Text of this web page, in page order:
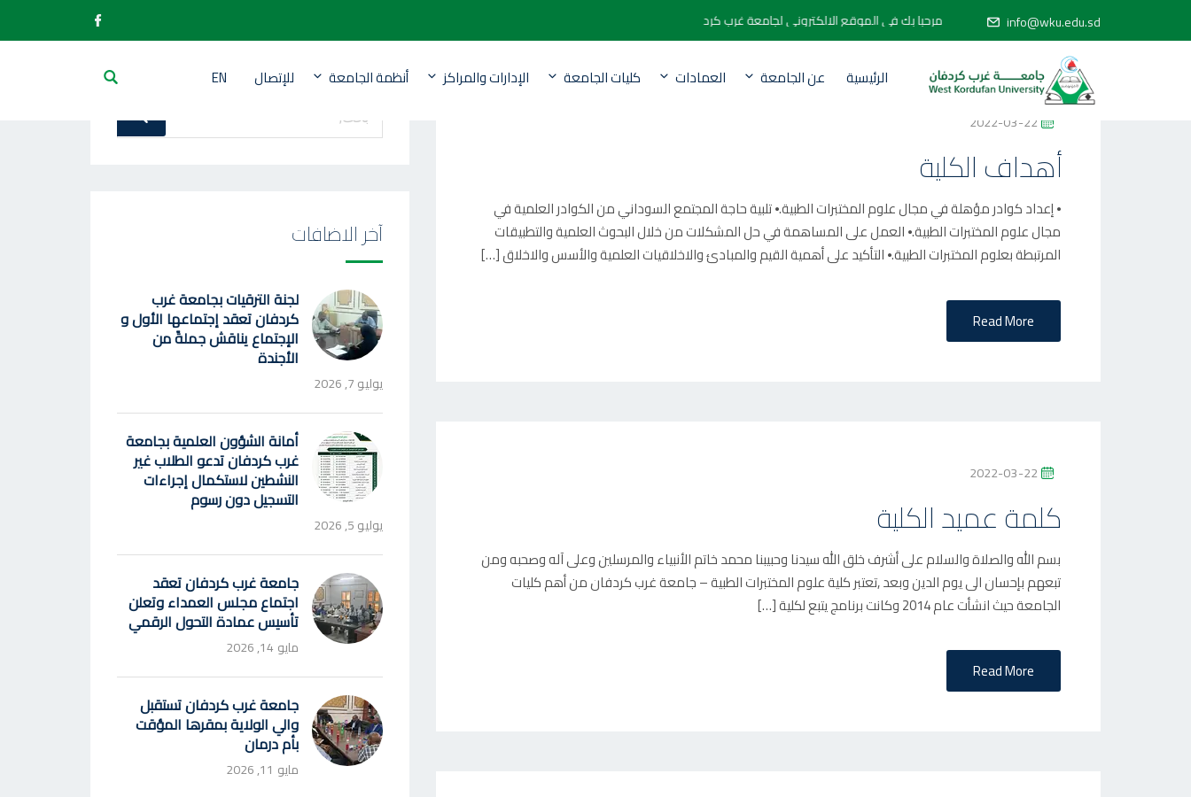
info@wku.edu.sd مرحبا بك في الموقع الالكتروني لجامعة غرب كردفان
الرئيسية عن الجامعة العمادات كليات الجامعة الإدارات والمراكز أنظمة الجامعة للإتصال EN
P
S
E
D
O
2022-03-22
أهداف الكلية
⦁ إعداد كوادر مؤهلة في مجال علوم المختبرات الطبية.⦁ تلبية حاجة المجتمع السوداني من الكوادر العلمية في
مجال علوم المختبرات الطبية.⦁ العمل على المساهمة في حل المشكلات من خلال البحوث العلمية والتطبيقات
المرتبطة بعلوم المختبرات الطبية.⦁ التأكيد على أهمية القيم والمبادئ والاخلاقيات العلمية والأسس والاخلاق […]
Read More
P
S
E
D
O
2022-03-22
كلمة عميد الكلية
بسم الله والصلاة والسلام على أشرف خلق الله سيدنا وحبيبنا محمد خاتم الأنبياء والمرسلين وعلى آله وصحبه ومن
تبعهم بإحسان الى يوم الدين وبعد ,تعتبر كلية علوم المختبرات الطبية – جامعة غرب كردفان من أهم كليات
الجامعة حيث انشأت عام 2014 وكانت برنامج يتبع لكلية […]
Read More
عن
بحث
آخر الاضافات
لجنة الترقيات بجامعة غرب
كردفان تعقد إجتماعها الأول و
الإجتماع يناقش جملةً من
الأجندة
يوليو 7, 2026
أمانة الشؤون العلمية بجامعة
غرب كردفان تدعو الطلاب غير
النشطين لاستكمال إجراءات
التسجيل دون رسوم
يوليو 5, 2026
جامعة غرب كردفان تعقد
اجتماع مجلس العمداء وتعلن
تأسيس عمادة التحول الرقمي
مايو 14, 2026
جامعة غرب كردفان تستقبل
والي الولاية بمقرها المؤقت
بأم درمان
مايو 11, 2026